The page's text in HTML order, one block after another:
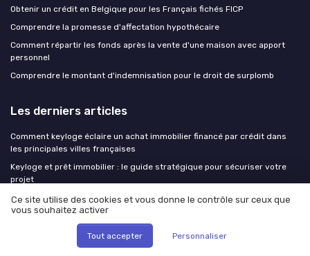
Obtenir un crédit en Belgique pour les Français fichés FICP
Comprendre la promesse d'affectation hypothécaire
Comment répartir les fonds après la vente d'une maison avec apport
personnel
Comprendre le montant d'indemnisation pour le droit de surplomb
Les derniers articles
Comment keyloge éclaire un achat immobilier financé par crédit dans
les principales villes françaises
Keyloge et prêt immobilier : le guide stratégique pour sécuriser votre
projet
Acheter en indivision : mode d’emploi pour un achat immobilier sécurisé
et financé par crédit immobilier
Négocier son taux de crédit : les six arguments qui fonctionnent face au
Ce site utilise des cookies et vous donne le contrôle sur ceux que
vous souhaitez activer
Tout accepter Personnaliser